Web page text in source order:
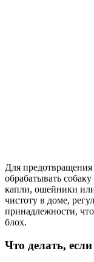
Для
обрабатывать
капли, ошейники
чистоту в доме,
принадлежности,
блох.
Что делать,